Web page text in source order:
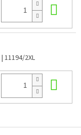
| 11194/2XL